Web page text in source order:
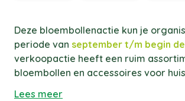
Deze bloembollenactie kun je
periode van september t/m begin
verkoopactie heeft een ruim
bloembollen en accessoires voor
Lees meer